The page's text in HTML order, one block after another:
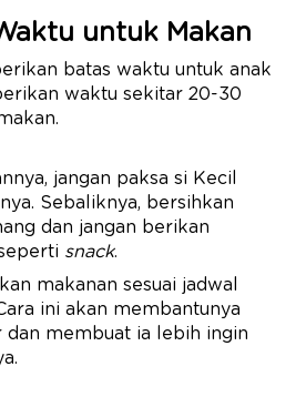
untuk Makan
batas waktu untuk anak
waktu sekitar 20-30
jangan paksa si Kecil
Sebaliknya, bersihkan
dan jangan berikan
snack.
makanan sesuai jadwal
ini akan membantunya
dan membuat ia lebih ingin